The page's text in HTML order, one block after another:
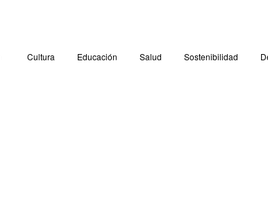
Cultura Educación Salud Sostenibilidad